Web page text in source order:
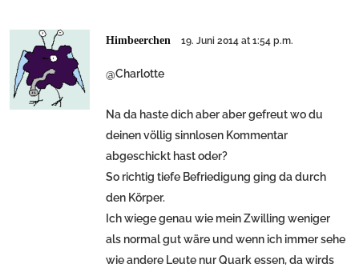
Himbeerchen 19. Juni 2014 at 1:54 p.m.
@Charlotte
Na da haste dich aber aber gefreut wo du
deinen völlig sinnlosen Kommentar
abgeschickt hast oder?
So richtig tiefe Befriedigung ging da durch
den Körper.
Ich wiege genau wie mein Zwilling weniger
als normal gut wäre und wenn ich immer sehe
wie andere Leute nur Quark essen, da wirds